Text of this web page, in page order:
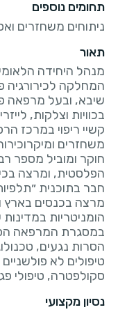
תחומים נוספים
ניתוחים משחזרים
תאור
מנהל היחידה
המחלקה לכירורגיה
שיבא, ובעל מרפאה
בכוויות וצלקות,
קשיי ריפוי במרכז
חוקר ומוביל מספר
חבר בתוכנית
מרצה בכנסים
במסגרת המרפאה
הסרות נגעים,
טיפולים לא
סקולפטרה, טיפולי
נסיון מקצועי